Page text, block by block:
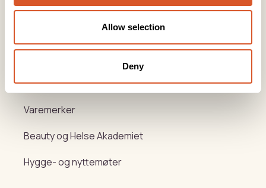
Allow selection
Deny
Kurs
Varemerker
Beauty og Helse Akademiet
Hygge- og nyttemøter